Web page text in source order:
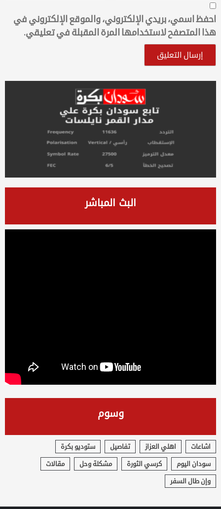
احفظ اسمي، بريدي الإلكتروني، والموقع الإلكتروني في
هذا المتصفح لاستخدامها المرة المقبلة في تعليقي.
البث المباشر
وسوم
اشاعات اهلي العزاز تفاصيل ستوديو بكرة
سودان اليوم كرسي الثورة مشكلة وحل مقالات
وإن طال السفر